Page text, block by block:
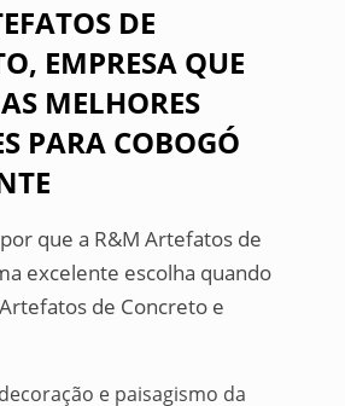
DE
EMPRESA QUE
MELHORES
PARA COBOGÓ
que a R&M Artefatos de
excelente escolha quando
de Concreto e
e paisagismo da